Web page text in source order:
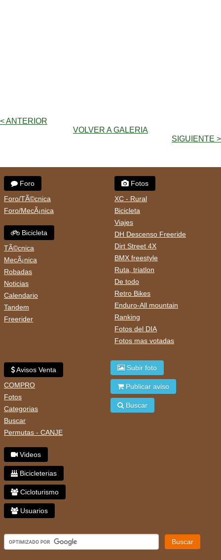
< ANTERIOR
VOLVER A GALERIA
SIGUIENTE >
Foro
Foro/TÃ©cnica
Foro/MecÃ¡nica
Bicicleta
TÃ©cnica
MecÃ¡nica
Robadas
Noticias
Calendario
Tandem
Freerider
Fotos
XC - Rural
Bicicleta
Viajes
DH Descenso Freeride
Dirt Street 4X
BMX freestyle
Ruta, triatlon
De todo
Retro Bikes
Enduro-All mountain
Ranking
Fotos del DIA
Fotos mas votadas
Avisos Venta
COMPRO
Fotos
Categorias
Buscar
Permutas - CANJE
Videos
Bicicleterias
Cicloturismo
Usuarios
Subir foto
Publicar aviso
Buscar
Buscar